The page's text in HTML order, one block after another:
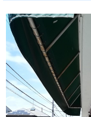
んな
店？
2.
プリ
モピ
アッ
トの